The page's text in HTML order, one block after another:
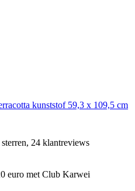
kunststof 59,3 x 109,5 cm
24 klantreviews
euro met Club Karwei